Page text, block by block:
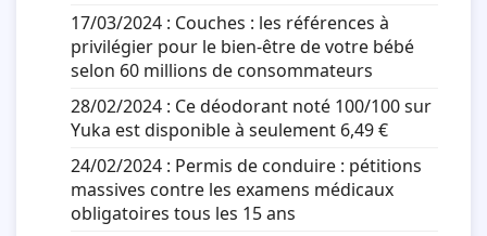
17/03/2024 : Couches : les références à
privilégier pour le bien-être de votre bébé
selon 60 millions de consommateurs
28/02/2024 : Ce déodorant noté 100/100 sur
Yuka est disponible à seulement 6,49 €
24/02/2024 : Permis de conduire : pétitions
massives contre les examens médicaux
obligatoires tous les 15 ans